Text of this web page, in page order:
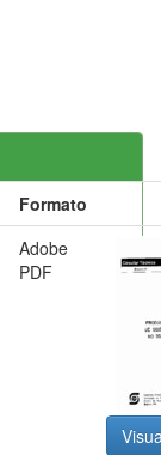
Formato
Adobe
PDF